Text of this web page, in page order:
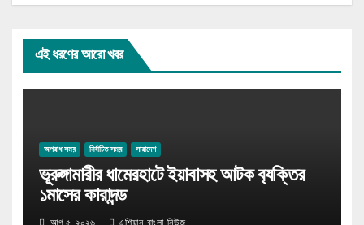
এই ধরণের আরো খবর
অপরাধ সময় নির্বাচিত সময় সারাদেশ
ভূরুঙ্গামারীর ধামেরহাটে ইয়াবাসহ আটক ব‍্যক্তির
১মাসের কারাদন্ড